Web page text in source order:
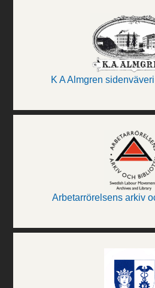
K A Almgren
Arbetarrörelsens arkiv